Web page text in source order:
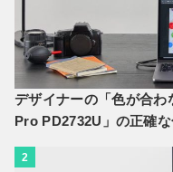
デザイナーの「色が合
Pro PD2732U」の正確
2